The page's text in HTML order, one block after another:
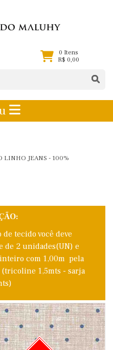
0 Itens
R$ 0,00
LINHO JEANS - 100%
tecido você deve
de 2 unidades(UN) e
com 1,00m pela
1,5mts - sarja